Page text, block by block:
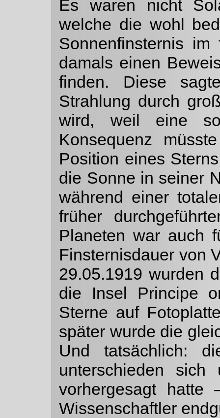
Es waren nicht
welche die wohl
Son­nenfinsternis
damals einen
finden. Diese
Strahlung durch
wird, weil eine
Konsequenz
Position eines
die Sonne in seiner
wäh­rend einer
früher
Planeten war auch
Finsternisdauer von
29.05.1919 wurden
die Insel Principe
Sterne auf
später wurde die
Und tatsäch­lich:
unterschieden
vorhergesagt hatte
Wissenschaftler